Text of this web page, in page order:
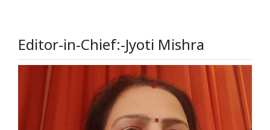
Editor-in-Chief:-Jyoti Mishra